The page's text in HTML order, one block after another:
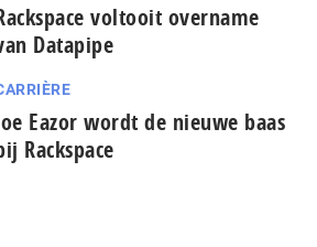
voltooit overname
Datapipe
Eazor wordt de nieuwe baas
Rackspace